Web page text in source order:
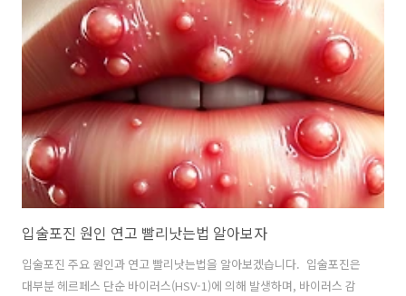
이를 예방하기 위해서는 수분과 전해질을 충분히 보충하는 것이 중요합
니다. 또한, 더위를 먹었을 때 도움이 되는 음식을 섭취하는 것도 중요한
대처법중 하나입니다. 자 그럼 자세하게 한번 알아볼까요? 더위먹었을
때 증상 5가지 1. 고열 고열은 체온이 비상적으로 높아지는 상태로, 보통
40°C 이상으..
입술포진 원인 연고 빨리낫는법 알아보자
입술포진 주요 원인과 연고 빨리낫는법을 알아보겠습니다. 입술포진은
대부분 헤르페스 단순 바이러스(HSV-1)에 의해 발생하며, 바이러스 감